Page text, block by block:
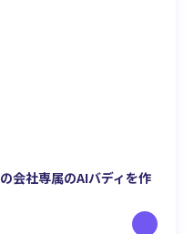
会社専属のAIバディを作